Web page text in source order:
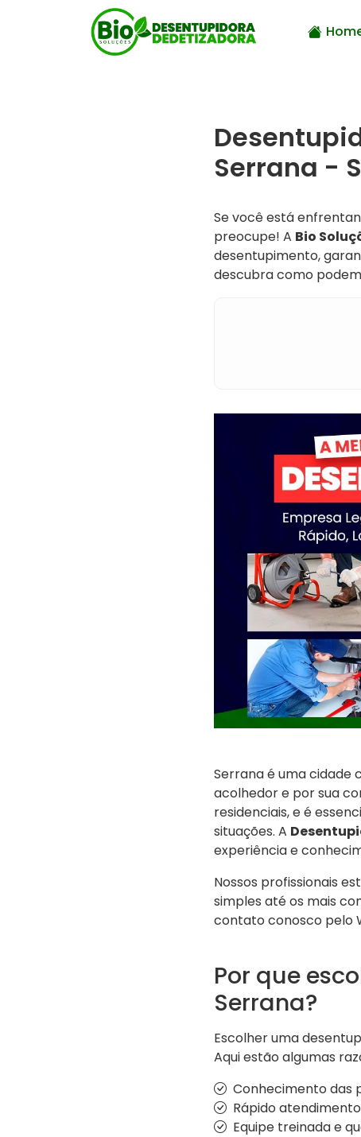
Serrana -
Se você está
preocupe! A Bio
desentupimento,
descubra como
Serrana é uma cidade
acolhedor e por sua
residenciais, e é
situações. A
experiência e
Nossos profissionais
simples até os mais
contato conosco pelo
Por que
Serrana?
Escolher uma
Aqui estão algumas
Conhecimento das
Rápido
Equipe treinada e